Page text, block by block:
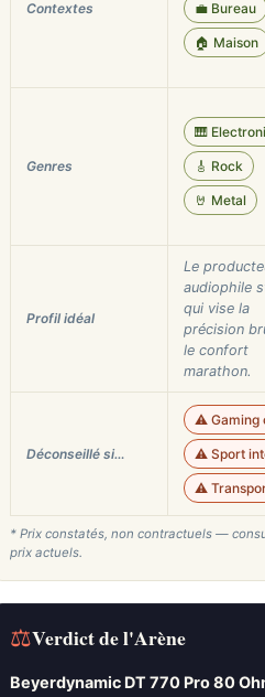
Contextes 💼 Bureau
🏠 Maison
Genres
🎹
🎸 Rock
🤘 Metal
Profil idéal
Le
audiophile
qui vise la
précision
le confort
marathon.
Déconseillé si…
⚠️ Gaming
⚠️ Sport
⚠️
* Prix constatés, non contractuels —
prix actuels.
⚖Verdict de l'Arène
Beyerdynamic DT 770 Pro 80